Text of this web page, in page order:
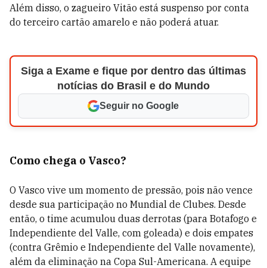
Além disso, o zagueiro Vitão está suspenso por conta
do terceiro cartão amarelo e não poderá atuar.
Siga a Exame e fique por dentro das últimas
notícias do Brasil e do Mundo
Seguir no Google
Como chega o Vasco?
O Vasco vive um momento de pressão, pois não vence
desde sua participação no Mundial de Clubes. Desde
então, o time acumulou duas derrotas (para Botafogo e
Independiente del Valle, com goleada) e dois empates
(contra Grêmio e Independiente del Valle novamente),
além da eliminação na Copa Sul-Americana. A equipe